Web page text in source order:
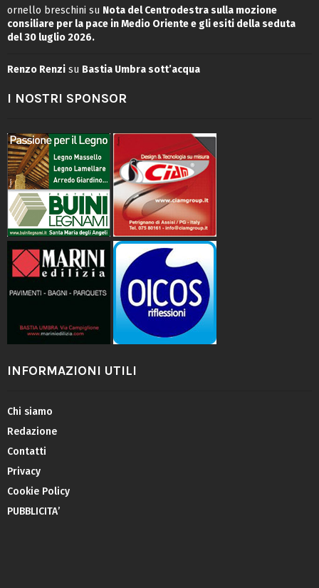
ornello breschini su Nota del Centrodestra sulla mozione
consiliare per la pace in Medio Oriente e gli esiti della seduta
del 30 luglio 2026.
Renzo Renzi su Bastia Umbra sott’acqua
I NOSTRI SPONSOR
INFORMAZIONI UTILI
Chi siamo
Redazione
Contatti
Privacy
Cookie Policy
PUBBLICITA’